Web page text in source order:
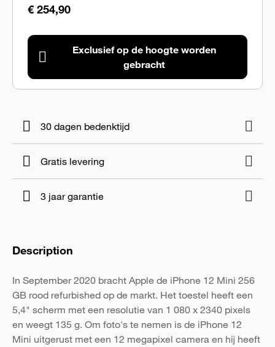
€ 254,90
Exclusief op de hoogte worden
gebracht
30 dagen bedenktijd
Gratis levering
3 jaar garantie
Description
In September 2020 bracht Apple de iPhone 12 Mini 256
GB rood refurbished op de markt. Het toestel heeft een
5,4" scherm met een resolutie van 1 080 x 2340 pixels
en weegt 135 g. Om foto's te nemen is de iPhone 12
Mini uitgerust met een 12 megapixel camera en hij heeft